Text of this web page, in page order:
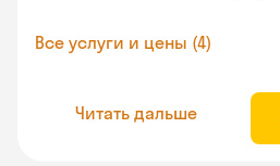
Все услуги и цены (4)
Читать дальше